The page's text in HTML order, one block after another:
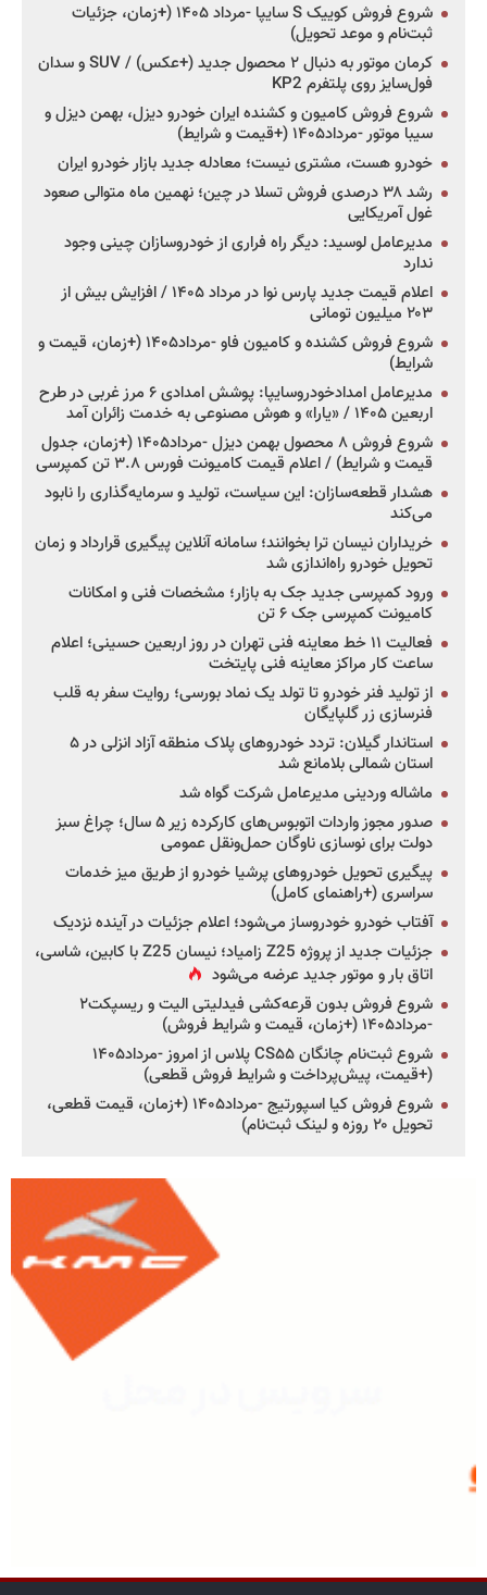
شروع فروش کوییک S سایپا -مرداد ۱۴۰۵ (+زمان، جزئیات
ثبت‌نام و موعد تحویل)
کرمان موتور به دنبال ۲ محصول جدید (+عکس) / SUV و سدان
فول‌سایز روی پلتفرم KP2
شروع فروش کامیون و کشنده ایران خودرو دیزل، بهمن دیزل و
سیبا موتور -مرداد۱۴۰۵ (+قیمت و شرایط)
خودرو هست، مشتری نیست؛ معادله جدید بازار خودرو ایران
رشد ۳۸ درصدی فروش تسلا در چین؛ نهمین ماه متوالی صعود
غول آمریکایی
مدیرعامل لوسید: دیگر راه فراری از خودروسازان چینی وجود
ندارد
اعلام قیمت جدید پارس نوا در مرداد ۱۴۰۵ / افزایش بیش از
۲۰۳ میلیون تومانی
شروع فروش کشنده و کامیون فاو -مرداد۱۴۰۵ (+زمان، قیمت و
شرایط)
مدیرعامل امدادخودروسایپا: پوشش امدادی ۶ مرز غربی در طرح
اربعین ۱۴۰۵ / «یارا» و هوش مصنوعی به خدمت زائران آمد
شروع فروش ۸ محصول بهمن دیزل -مرداد۱۴۰۵ (+زمان، جدول
قیمت و شرایط) / اعلام قیمت کامیونت فورس ۳.۸ تن کمپرسی
هشدار قطعه‌سازان: این سیاست، تولید و سرمایه‌گذاری را نابود
می‌کند
خریداران نیسان ترا بخوانند؛ سامانه آنلاین پیگیری قرارداد و زمان
تحویل خودرو راه‌اندازی شد
ورود کمپرسی جدید جک به بازار؛ مشخصات فنی و امکانات
کامیونت کمپرسی جک ۶ تن
فعالیت ۱۱ خط معاینه فنی تهران در روز اربعین حسینی؛ اعلام
ساعت کار مراکز معاینه فنی پایتخت
از تولید فنر خودرو تا تولد یک نماد بورسی؛ روایت سفر به قلب
فنرسازی زر گلپایگان
استاندار گیلان: تردد خودروهای پلاک منطقه آزاد انزلی در ۵
استان شمالی بلامانع شد
ماشاله وردینی مدیرعامل شرکت گواه شد
صدور مجوز واردات اتوبوس‌های کارکرده زیر ۵ سال؛ چراغ سبز
دولت برای نوسازی ناوگان حمل‌ونقل عمومی
پیگیری تحویل خودروهای پرشیا خودرو از طریق میز خدمات
سراسری (+راهنمای کامل)
آفتاب خودرو خودروساز می‌شود؛ اعلام جزئیات در آینده نزدیک
جزئیات جدید از پروژه Z25 زامیاد؛ نیسان Z25 با کابین، شاسی،
اتاق بار و موتور جدید عرضه می‌شود
شروع فروش بدون قرعه‌کشی فیدلیتی الیت و ریسپکت۲
-مرداد۱۴۰۵ (+زمان، قیمت و شرایط فروش)
شروع ثبت‌نام چانگان CS۵۵ پلاس از امروز -مرداد۱۴۰۵
(+قیمت، پیش‌پرداخت و شرایط فروش قطعی)
شروع فروش کیا اسپورتیج -مرداد۱۴۰۵ (+زمان، قیمت قطعی،
تحویل ۲۰ روزه و لینک ثبت‌نام)